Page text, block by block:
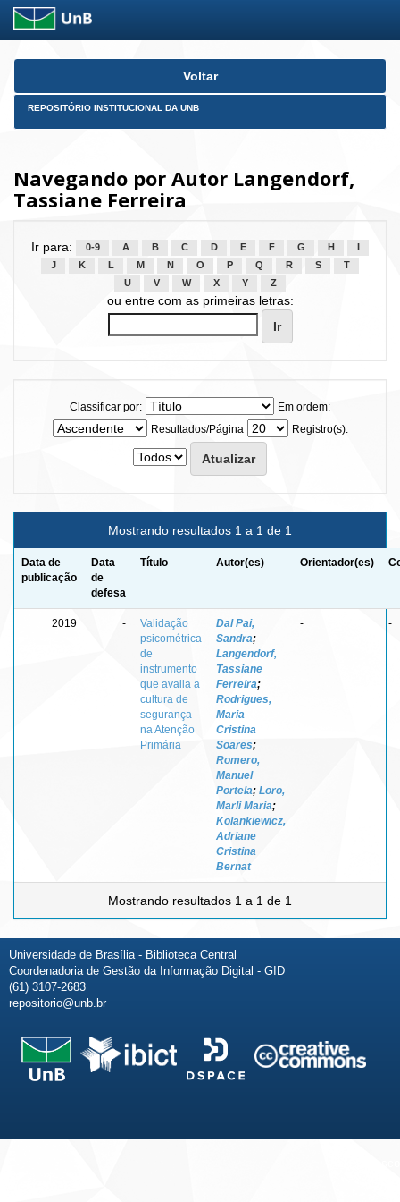
Skip
Voltar
REPOSITÓRIO INSTITUCIONAL DA UNB
Navegando por Autor Langendorf,
Tassiane Ferreira
Ir para: 0-9 A B C D E F G H
J
K L M N O P Q R S
T
U
V W X Y Z
ou entre com as primeiras letras:
Classificar por:
Em ordem:
Resultados/Página
Registro(s):
Mostrando resultados 1 a 1 de 1
Data de
publicação
Data
de
defesa
Título Autor(es) Orientador(es)
2019 -
Validação
psicométrica
de
instrumento
que avalia a
cultura de
segurança
na Atenção
Primária
Dal Pai,
Sandra;
Langendorf,
Tassiane
Ferreira;
Rodrigues,
Maria
Cristina
Soares;
Romero,
Manuel
Portela; Loro,
Marli Maria;
Kolankiewicz,
Adriane
Cristina
Bernat
- -
Mostrando resultados 1 a 1 de 1
Universidade de Brasília - Biblioteca Central
Coordenadoria de Gestão da Informação Digital - GID
(61) 3107-2683
repositorio@unb.br